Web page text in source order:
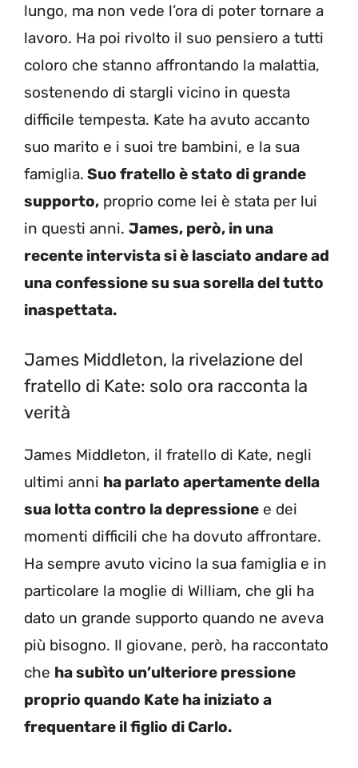
lungo, ma non vede l’ora di poter tornare a
lavoro. Ha poi rivolto il suo pensiero a tutti
coloro che stanno affrontando la malattia,
sostenendo di stargli vicino in questa
difficile tempesta. Kate ha avuto accanto
suo marito e i suoi tre bambini, e la sua
famiglia. Suo fratello è stato di grande
supporto, proprio come lei è stata per lui
in questi anni. James, però, in una
recente intervista si è lasciato andare ad
una confessione su sua sorella del tutto
inaspettata.
James Middleton, la rivelazione del
fratello di Kate: solo ora racconta la
verità
James Middleton, il fratello di Kate, negli
ultimi anni ha parlato apertamente della
sua lotta contro la depressione e dei
momenti difficili che ha dovuto affrontare.
Ha sempre avuto vicino la sua famiglia e in
particolare la moglie di William, che gli ha
dato un grande supporto quando ne aveva
più bisogno. Il giovane, però, ha raccontato
che ha subìto un’ulteriore pressione
proprio quando Kate ha iniziato a
frequentare il figlio di Carlo.